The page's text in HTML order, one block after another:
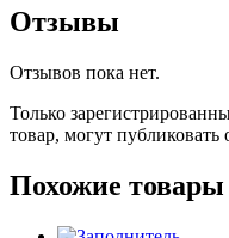
Отзывы
Отзывов пока нет.
Только
товар, могут публиковать
Похожие товары